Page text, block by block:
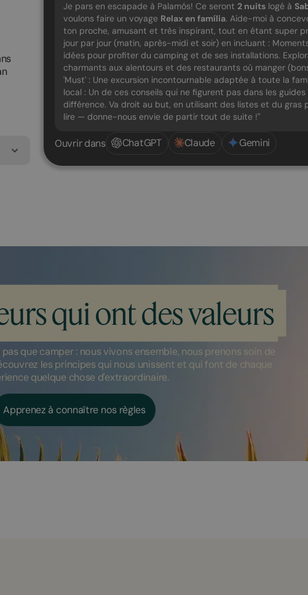
Je pars en escapade à Palamós! Ce seront 2 nuits logé à
voulons faire un voyage Relax en família. Aide-moi à
ton proche, amusant et très inspirant, tout en étant super
jour par jour (matin, après-midi et soir) en incluant :
idées pour profiter du camping et de ses installations.
charmants aux alentours et des restaurants où manger
'Must' : Une excursion incontournable adaptée à toute la
local : Un de ces conseils qui ne figurent pas dans les
différence. Va droit au but, en utilisant des listes et du gras
lire — donne-nous envie de partir tout de suite !"
Ouvrir dans ChatGPT Claude Gemini
qui ont des valeurs
que camper : nous vivons ensemble, nous prenons soin de
les principes qui nous unissent et qui font de chaque
quelque chose d'extraordinaire.
Apprenez à connaître nos règles